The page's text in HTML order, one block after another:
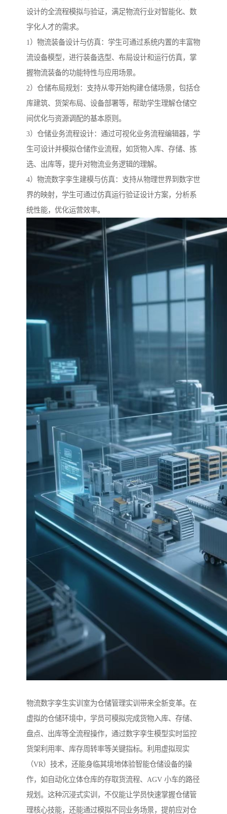
设计的全流程模拟与验证，满足物流行业对智能化、数
字化人才的需求。
1）物流装备设计与仿真：学生可通过系统内置的丰富物
流设备模型，进行装备选型、布局设计和运行仿真，掌
握物流装备的功能特性与应用场景。
2）仓储布局规划：支持从零开始构建仓储场景，包括仓
库建筑、货架布局、设备部署等，帮助学生理解仓储空
间优化与资源调配的基本原则。
3）仓储业务流程设计：通过可视化业务流程编辑器，学
生可设计并模拟仓储作业流程，如货物入库、存储、拣
选、出库等，提升对物流业务逻辑的理解。
4）物流数字孪生建模与仿真：支持从物理世界到数字世
界的映射，学生可通过仿真运行验证设计方案，分析系
统性能，优化运营效率。
物流数字孪生实训室为仓储管理实训带来全新变革。在
虚拟的仓储环境中，学员可模拟完成货物入库、存储、
盘点、出库等全流程操作，通过数字孪生模型实时监控
货架利用率、库存周转率等关键指标。利用虚拟现实
（VR）技术，还能身临其境地体验智能仓储设备的操
作，如自动化立体仓库的存取货流程、AGV 小车的路径
规划。这种沉浸式实训，不仅能让学员快速掌握仓储管
理核心技能，还能通过模拟不同业务场景，提前应对仓